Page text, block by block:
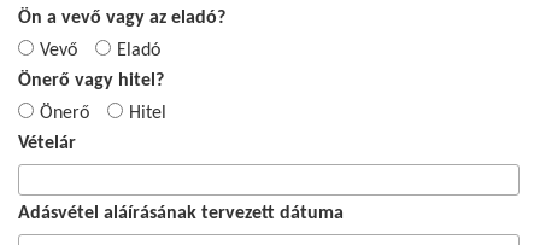
Ön a vevő vagy az eladó?
Vevő
Eladó
Önerő vagy hitel?
Önerő
Hitel
Vételár
Adásvétel aláírásának tervezett dátuma